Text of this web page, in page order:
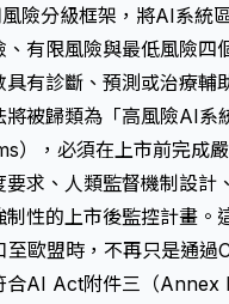
險分級框架，將AI系統
、有限風險與最低風險四
具有診斷、預測或治療輔
將被歸類為「高風險AI系
），必須在上市前完成
要求、人類監督機制設計
制性的上市後監控計畫。
歐盟時，不再只是通過
合AI Act附件三（Annex